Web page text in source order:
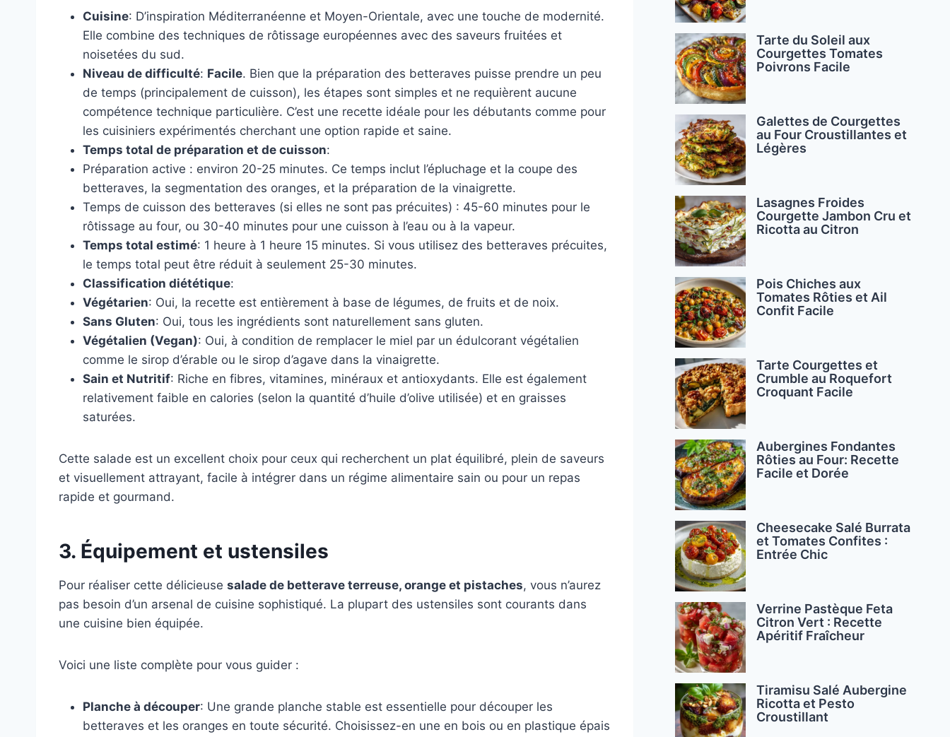
Cuisine: D’inspiration Méditerranéenne et Moyen-Orientale, avec une touche de modernité.
Elle combine des techniques de rôtissage européennes avec des saveurs fruitées et
noisetées du sud.
Niveau de difficulté: Facile. Bien que la préparation des betteraves puisse prendre un peu
de temps (principalement de cuisson), les étapes sont simples et ne requièrent aucune
compétence technique particulière. C’est une recette idéale pour les débutants comme pour
les cuisiniers expérimentés cherchant une option rapide et saine.
Temps total de préparation et de cuisson:
Préparation active : environ 20-25 minutes. Ce temps inclut l’épluchage et la coupe des
betteraves, la segmentation des oranges, et la préparation de la vinaigrette.
Temps de cuisson des betteraves (si elles ne sont pas précuites) : 45-60 minutes pour le
rôtissage au four, ou 30-40 minutes pour une cuisson à l’eau ou à la vapeur.
Temps total estimé: 1 heure à 1 heure 15 minutes. Si vous utilisez des betteraves précuites,
le temps total peut être réduit à seulement 25-30 minutes.
Classification diététique:
Végétarien: Oui, la recette est entièrement à base de légumes, de fruits et de noix.
Sans Gluten: Oui, tous les ingrédients sont naturellement sans gluten.
Végétalien (Vegan): Oui, à condition de remplacer le miel par un édulcorant végétalien
comme le sirop d’érable ou le sirop d’agave dans la vinaigrette.
Sain et Nutritif: Riche en fibres, vitamines, minéraux et antioxydants. Elle est également
relativement faible en calories (selon la quantité d’huile d’olive utilisée) et en graisses
saturées.
Cette salade est un excellent choix pour ceux qui recherchent un plat équilibré, plein de saveurs
et visuellement attrayant, facile à intégrer dans un régime alimentaire sain ou pour un repas
rapide et gourmand.
3. Équipement et ustensiles
Pour réaliser cette délicieuse salade de betterave terreuse, orange et pistaches, vous n’aurez
pas besoin d’un arsenal de cuisine sophistiqué. La plupart des ustensiles sont courants dans
une cuisine bien équipée.
Voici une liste complète pour vous guider :
Planche à découper: Une grande planche stable est essentielle pour découper les
betteraves et les oranges en toute sécurité. Choisissez-en une en bois ou en plastique épais
Tarte du Soleil aux
Courgettes Tomates
Poivrons Facile
Galettes de Courgettes
au Four Croustillantes et
Légères
Lasagnes Froides
Courgette Jambon Cru et
Ricotta au Citron
Pois Chiches aux
Tomates Rôties et Ail
Confit Facile
Tarte Courgettes et
Crumble au Roquefort
Croquant Facile
Aubergines Fondantes
Rôties au Four: Recette
Facile et Dorée
Cheesecake Salé Burrata
et Tomates Confites :
Entrée Chic
Verrine Pastèque Feta
Citron Vert : Recette
Apéritif Fraîcheur
Tiramisu Salé Aubergine
Ricotta et Pesto
Croustillant